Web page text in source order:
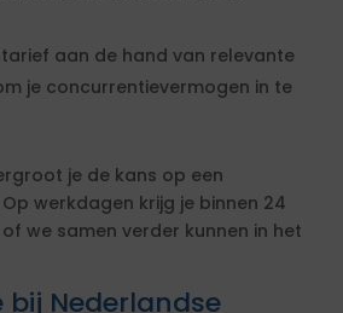
aan de hand van relevante
je concurrentievermogen in te
je de kans op een
werkdagen krijg je binnen 24
we samen verder kunnen in het
Nederlandse